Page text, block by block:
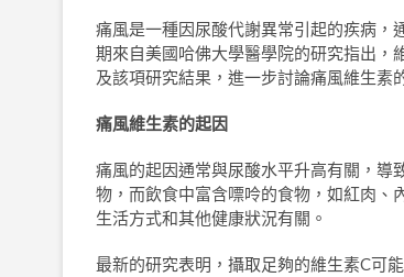
痛風是一種因尿酸代謝異常引起的疾病，
期來自美國哈佛大學醫學院的研究指出，
及該項研究結果，進一步討論痛風維生素
痛風維生素的起因
痛風的起因通常與尿酸水平升高有關，導
物，而飲食中富含嘌呤的食物，如紅肉、
生活方式和其他健康狀況有關。
最新的研究表明，攝取足夠的維生素C可